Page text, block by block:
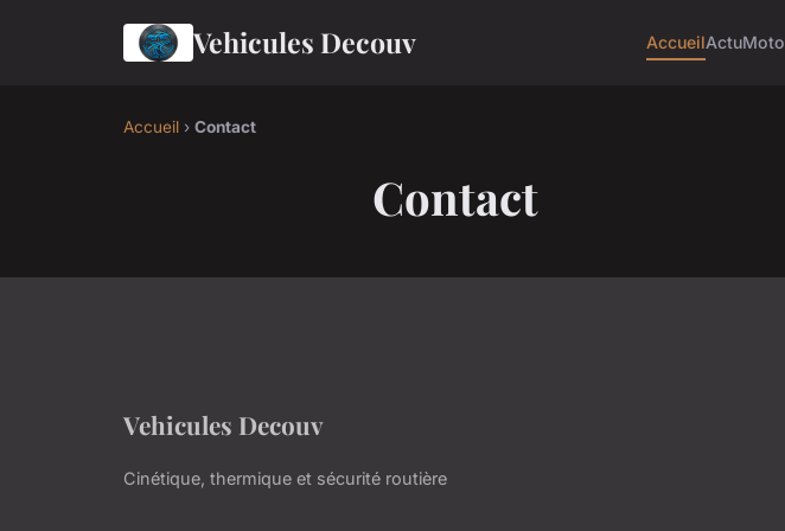
Vehicules Decouv AccueilActuMoto
Accueil › Contact
Contact
Vehicules Decouv
Cinétique, thermique et sécurité routière